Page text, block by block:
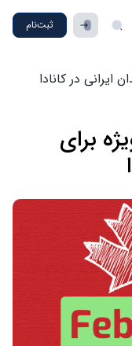
ثبت‌نام
ایرانی در کانادا
برای